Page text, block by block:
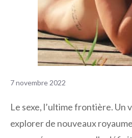
7 novembre 2022
Le sexe, l’ultime frontière. Un
explorer de nouveaux